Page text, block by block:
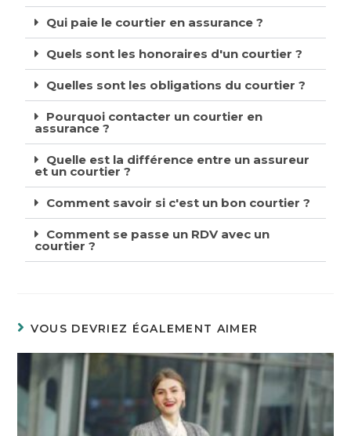
Qui paie le courtier en assurance ?
Quels sont les honoraires d'un courtier ?
Quelles sont les obligations du courtier ?
Pourquoi contacter un courtier en
assurance ?
Quelle est la différence entre un assureur
et un courtier ?
Comment savoir si c'est un bon courtier ?
Comment se passe un RDV avec un
courtier ?
VOUS DEVRIEZ ÉGALEMENT AIMER